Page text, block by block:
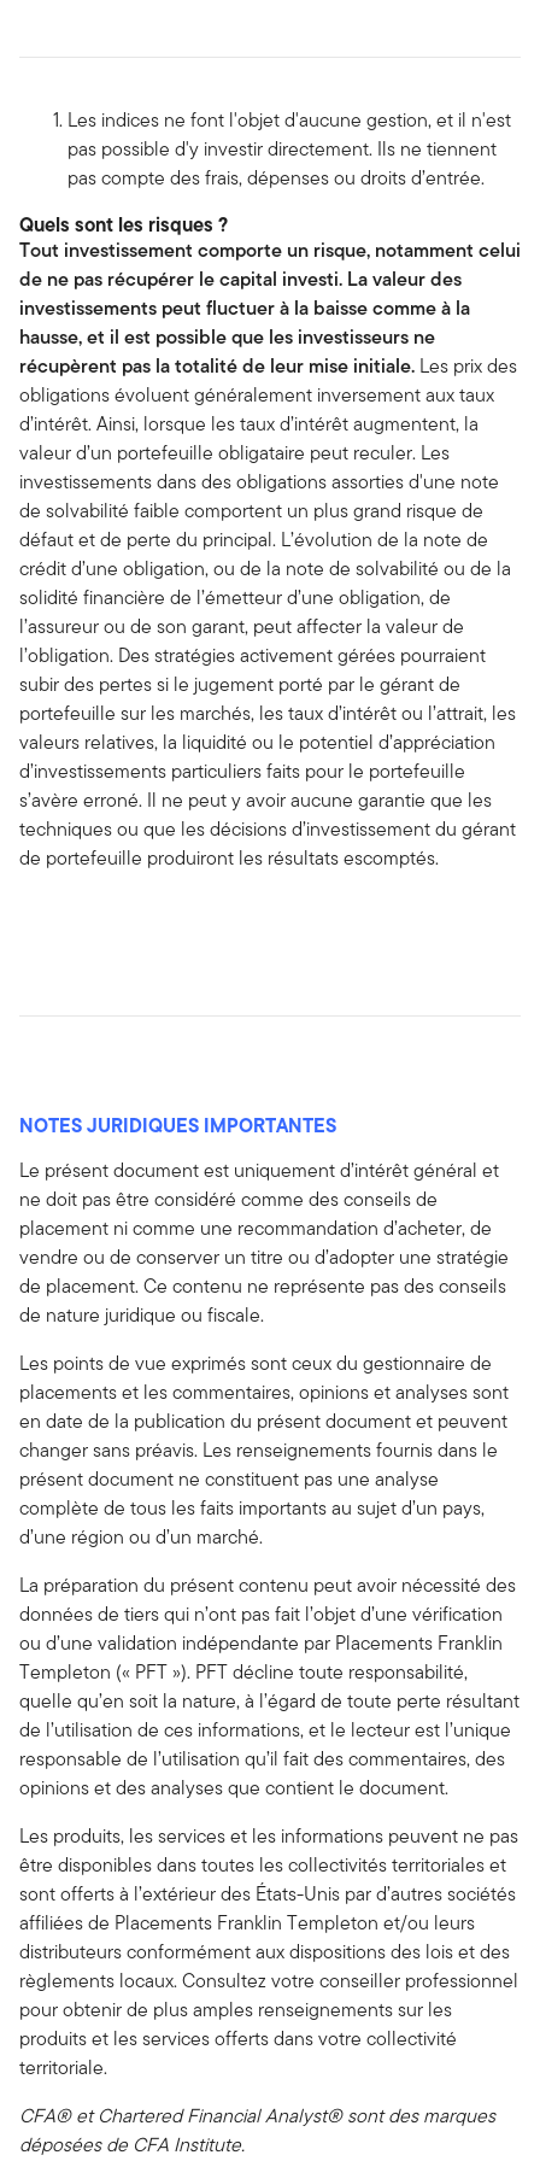
Les indices ne font l'objet d'aucune gestion, et il n'est
pas possible d'y investir directement. Ils ne tiennent
pas compte des frais, dépenses ou droits d’entrée.
Quels sont les risques ?
Tout investissement comporte un risque, notamment celui
de ne pas récupérer le capital investi. La valeur des
investissements peut fluctuer à la baisse comme à la
hausse, et il est possible que les investisseurs ne
récupèrent pas la totalité de leur mise initiale. Les prix des
obligations évoluent généralement inversement aux taux
d’intérêt. Ainsi, lorsque les taux d’intérêt augmentent, la
valeur d’un portefeuille obligataire peut reculer. Les
investissements dans des obligations assorties d'une note
de solvabilité faible comportent un plus grand risque de
défaut et de perte du principal. L’évolution de la note de
crédit d’une obligation, ou de la note de solvabilité ou de la
solidité financière de l’émetteur d’une obligation, de
l’assureur ou de son garant, peut affecter la valeur de
l’obligation. Des stratégies activement gérées pourraient
subir des pertes si le jugement porté par le gérant de
portefeuille sur les marchés, les taux d’intérêt ou l’attrait, les
valeurs relatives, la liquidité ou le potentiel d’appréciation
d’investissements particuliers faits pour le portefeuille
s’avère erroné. Il ne peut y avoir aucune garantie que les
techniques ou que les décisions d’investissement du gérant
de portefeuille produiront les résultats escomptés.
NOTES JURIDIQUES IMPORTANTES
Le présent document est uniquement d’intérêt général et
ne doit pas être considéré comme des conseils de
placement ni comme une recommandation d’acheter, de
vendre ou de conserver un titre ou d’adopter une stratégie
de placement. Ce contenu ne représente pas des conseils
de nature juridique ou fiscale.
Les points de vue exprimés sont ceux du gestionnaire de
placements et les commentaires, opinions et analyses sont
en date de la publication du présent document et peuvent
changer sans préavis. Les renseignements fournis dans le
présent document ne constituent pas une analyse
complète de tous les faits importants au sujet d’un pays,
d’une région ou d’un marché.
La préparation du présent contenu peut avoir nécessité des
données de tiers qui n’ont pas fait l’objet d’une vérification
ou d’une validation indépendante par Placements Franklin
Templeton (« PFT »). PFT décline toute responsabilité,
quelle qu’en soit la nature, à l’égard de toute perte résultant
de l’utilisation de ces informations, et le lecteur est l’unique
responsable de l’utilisation qu’il fait des commentaires, des
opinions et des analyses que contient le document.
Les produits, les services et les informations peuvent ne pas
être disponibles dans toutes les collectivités territoriales et
sont offerts à l’extérieur des États-Unis par d’autres sociétés
affiliées de Placements Franklin Templeton et/ou leurs
distributeurs conformément aux dispositions des lois et des
règlements locaux. Consultez votre conseiller professionnel
pour obtenir de plus amples renseignements sur les
produits et les services offerts dans votre collectivité
territoriale.
CFA® et Chartered Financial Analyst® sont des marques
déposées de CFA Institute.